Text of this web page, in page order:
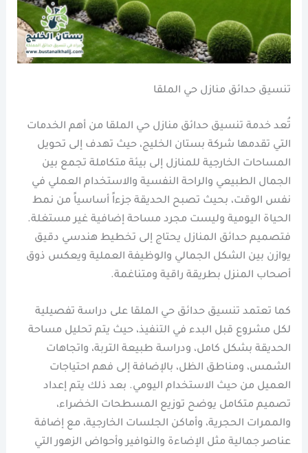
تنسيق حدائق منازل حي الملقا
تُعد خدمة تنسيق حدائق منازل حي الملقا من أهم الخدمات
التي تقدمها شركة بستان الخليج، حيث تهدف إلى تحويل
المساحات الخارجية للمنازل إلى بيئة متكاملة تجمع بين
الجمال الطبيعي والراحة النفسية والاستخدام العملي في
نفس الوقت، بحيث تصبح الحديقة جزءاً أساسياً من نمط
الحياة اليومية وليست مجرد مساحة إضافية غير مستغلة.
فتصميم حدائق المنازل يحتاج إلى تخطيط هندسي دقيق
يوازن بين الشكل الجمالي والوظيفة العملية ويعكس ذوق
أصحاب المنزل بطريقة راقية ومتناغمة.
كما تعتمد تنسيق حدائق حي الملقا على دراسة تفصيلية
لكل مشروع قبل البدء في التنفيذ، حيث يتم تحليل مساحة
الحديقة بشكل كامل، ودراسة طبيعة التربة، واتجاهات
الشمس، ومناطق الظل، بالإضافة إلى فهم احتياجات
العميل من حيث الاستخدام اليومي. بعد ذلك يتم إعداد
تصميم متكامل يوضح توزيع المسطحات الخضراء،
والممرات الحجرية، وأماكن الجلسات الخارجية، مع إضافة
عناصر جمالية مثل الإضاءة والنوافير وأحواض الزهور التي